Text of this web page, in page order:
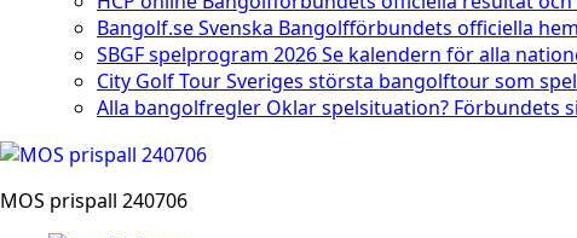
Bangolf.seSvenska Bangolfförbundets officiella
SBGF spelprogram 2026Se kalendern för alla
City Golf TourSveriges största bangolftour som
Alla bangolfregler Oklar spelsituation? Förbundets
MOS prispall 240706